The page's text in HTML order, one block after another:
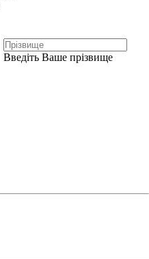
Введіть Ваше прізвище